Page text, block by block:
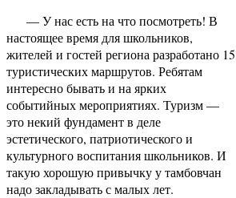
— У нас есть на что посмотреть! В
настоящее время для школьников,
жителей и гостей региона разработано 15
туристических маршрутов. Ребятам
интересно бывать и на ярких
событийных мероприятиях. Туризм —
это некий фундамент в деле
эстетического, патриотического и
культурного воспитания школьников. И
такую хорошую привычку у тамбовчан
надо закладывать с малых лет.